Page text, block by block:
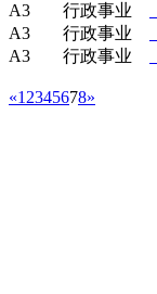
A3
行政事业
A3
行政事业
A3
行政事业
«1 2345678»